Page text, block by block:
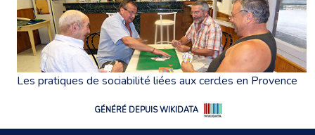
Les pratiques de sociabilité liées aux cercles en Provence
GÉNÉRÉ DEPUIS WIKIDATA